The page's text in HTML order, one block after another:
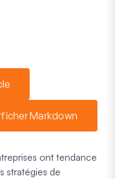
Markdown
ont tendance
stratégies de